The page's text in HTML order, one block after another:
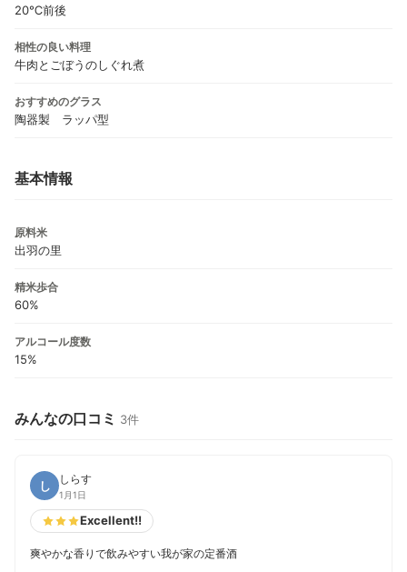
20℃前後
相性の良い料理
牛肉とごぼうのしぐれ煮
おすすめのグラス
陶器製 ラッパ型
基本情報
原料米
出羽の里
精米歩合
60%
アルコール度数
15%
みんなの口コミ 3件
し しらす
1月1日
Excellent!!
爽やかな香りで飲みやすい我が家の定番酒